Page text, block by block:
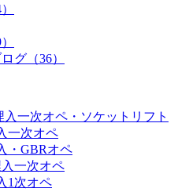
グ（36）
一次オペ・ソケットリフト
一次オペ
・GBRオペ
一次オペ
1次オペ